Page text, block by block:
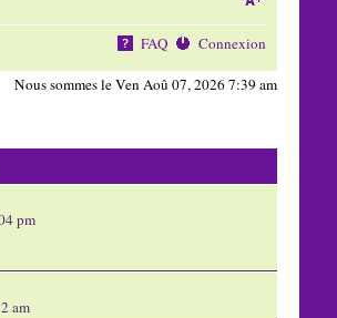
FAQ Connexion
Nous sommes le Ven Aoû 07, 2026 7:39 am
pm
am